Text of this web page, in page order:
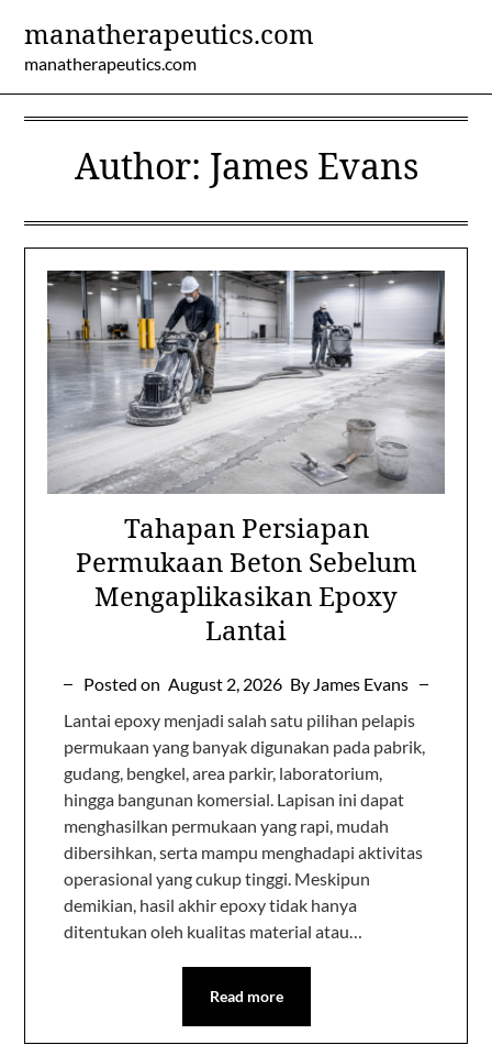
content
manatherapeutics.com
manatherapeutics.com
Author: James Evans
Tahapan Persiapan
Permukaan Beton Sebelum
Mengaplikasikan Epoxy
Lantai
Posted on August 2, 2026 By James Evans
Lantai epoxy menjadi salah satu pilihan pelapis
permukaan yang banyak digunakan pada pabrik,
gudang, bengkel, area parkir, laboratorium,
hingga bangunan komersial. Lapisan ini dapat
menghasilkan permukaan yang rapi, mudah
dibersihkan, serta mampu menghadapi aktivitas
operasional yang cukup tinggi. Meskipun
demikian, hasil akhir epoxy tidak hanya
ditentukan oleh kualitas material atau…
Read more